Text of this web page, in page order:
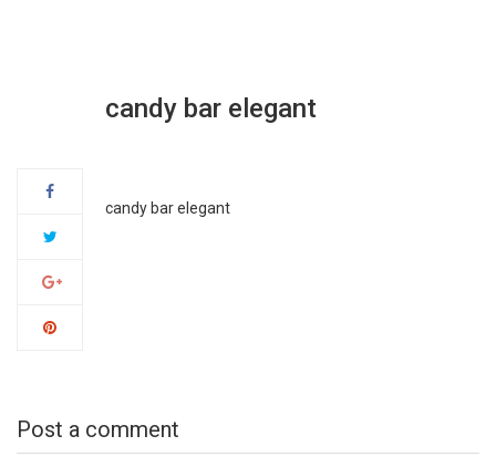
candy bar elegant
candy bar elegant
Post a comment